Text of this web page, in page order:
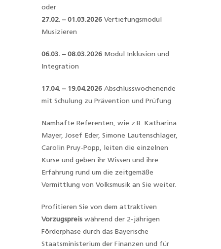
oder
27.02. – 01.03.2026 Vertiefungsmodul
Musizieren
06.03. – 08.03.2026 Modul Inklusion und
Integration
17.04. – 19.04.2026 Abschlusswochenende
mit Schulung zu Prävention und Prüfung
Namhafte Referenten, wie z.B. Katharina
Mayer, Josef Eder, Simone Lautenschlager,
Carolin Pruy-Popp, leiten die einzelnen
Kurse und geben ihr Wissen und ihre
Erfahrung rund um die zeitgemäße
Vermittlung von Volksmusik an Sie weiter.
Profitieren Sie von dem attraktiven
Vorzugspreis während der 2-jährigen
Förderphase durch das Bayerische
Staatsministerium der Finanzen und für